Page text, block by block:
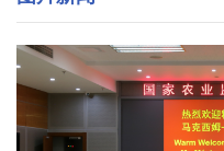
国
际
合